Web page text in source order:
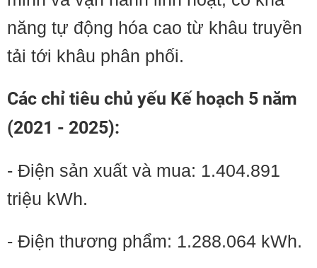
năng tự động hóa cao từ khâu truyền
tải tới khâu phân phối.
Các chỉ tiêu chủ yếu Kế hoạch 5 năm
(2021 - 2025):
- Điện sản xuất và mua: 1.404.891
triệu kWh.
- Điện thương phẩm: 1.288.064 kWh.